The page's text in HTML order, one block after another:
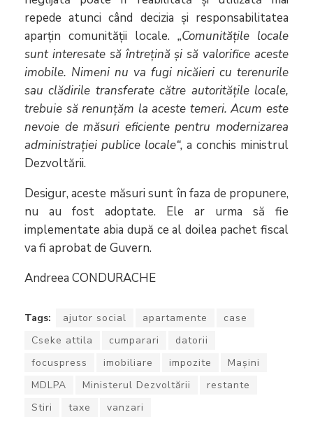
repede atunci când decizia și responsabilitatea
aparțin comunității locale. „Comunitățile locale
sunt interesate să întrețină și să valorifice aceste
imobile. Nimeni nu va fugi nicăieri cu terenurile
sau clădirile transferate către autoritățile locale,
trebuie să renunțăm la aceste temeri. Acum este
nevoie de măsuri eficiente pentru modernizarea
administrației publice locale“, a conchis ministrul
Dezvoltării.
Desigur, aceste măsuri sunt în faza de propunere,
nu au fost adoptate. Ele ar urma să fie
implementate abia după ce al doilea pachet fiscal
va fi aprobat de Guvern.
Andreea CONDURACHE
Tags: ajutor social apartamente
case
Cseke attila
cumparari
datorii
focuspress
imobiliare impozite
Mașini
MDLPA
Ministerul Dezvoltării
restante
Stiri
taxe vanzari